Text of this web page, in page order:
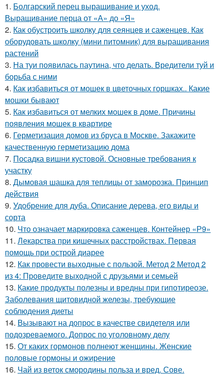
1. Болгарский перец выращивание и уход.
Выращивание перца от «А» до «Я»
2. Как обустроить школку для сеянцев и саженцев. Как
оборудовать школку (мини питомник) для выращивания
растений
3. На туи появилась паутина, что делать. Вредители туй и
борьба с ними
4. Как избавиться от мошек в цветочных горшках.. Какие
мошки бывают
5. Как избавиться от мелких мошек в доме. Причины
появления мошек в квартире
6. Герметизация домов из бруса в Москве. Закажите
качественную герметизацию дома
7. Посадка вишни кустовой. Основные требования к
участку
8. Дымовая шашка для теплицы от заморозка. Принцип
действия
9. Удобрение для дуба. Описание дерева, его виды и
сорта
10. Что означает маркировка саженцев. Контейнер «Р9»
11. Лекарства при кишечных расстройствах. Первая
помощь при острой диарее
12. Как провести выходные с пользой. Метод 2 Метод 2
из 4: Проведите выходной с друзьями и семьей
13. Какие продукты полезны и вредны при гипотиреозе.
Заболевания щитовидной железы, требующие
соблюдения диеты
14. Вызывают на допрос в качестве свидетеля или
подозреваемого. Допрос по уголовному делу
15. От каких гормонов полнеют женщины. Женские
половые гормоны и ожирение
16. Чай из веток смородины польза и вред. Сове.